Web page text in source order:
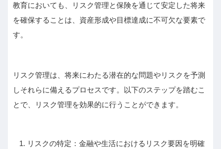
教育においても、リスク管理と保険を通じて安定した将来
を確保することは、資産形成や目標達成に不可欠な要素で
す。
リスク管理は、将来にわたる潜在的な問題やリスクを予測
しそれらに備えるプロセスです。以下のステップを踏むこ
とで、リスク管理を効果的に行うことができます。
リスクの特定：金融や生活におけるリスク要因を明確